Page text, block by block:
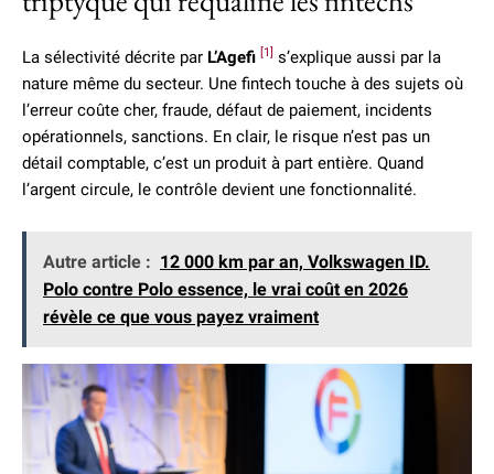
La sélectivité décrite par L’Agefi [1]
s’explique aussi par la
nature même du secteur. Une fintech touche à des sujets où
l’erreur coûte cher, fraude, défaut de paiement, incidents
opérationnels, sanctions. En clair, le risque n’est pas un
détail comptable, c’est un produit à part entière. Quand
l’argent circule, le contrôle devient une fonctionnalité.
Autre article : 12 000 km par an, Volkswagen ID.
Polo contre Polo essence, le vrai coût en 2026
révèle ce que vous payez vraiment